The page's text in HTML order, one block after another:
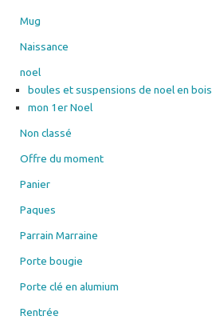
Mug
Naissance
noel
boules et suspensions de noel en bois
mon 1er Noel
Non classé
Offre du moment
Panier
Paques
Parrain Marraine
Porte bougie
Porte clé en alumium
Rentrée